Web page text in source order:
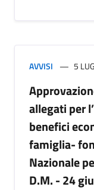
AVVISI 5
allegati per
benefici
famiglia-
Nazionale
D.M. - 24